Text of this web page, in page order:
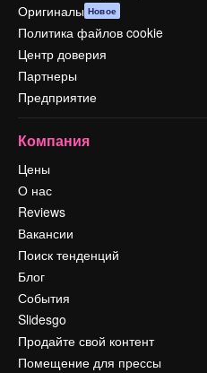
Оригиналы Новое
Политика файлов cookie
Центр доверия
Партнеры
Предприятие
Компания
Цены
О нас
Reviews
Вакансии
Поиск тенденций
Блог
События
Slidesgo
Продайте свой контент
Помещение для прессы